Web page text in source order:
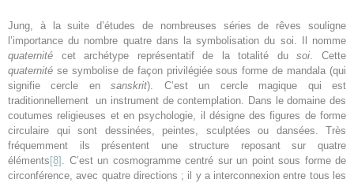
Jung, à la suite d’études de nombreuses séries de rêves souligne
l’importance du nombre quatre dans la symbolisation du soi. Il nomme
quaternité cet archétype représentatif de la totalité dusoi . Cette
quaternité se symbolise de façon privilégiée sous forme de mandala (qui
signifie cercle ensanskrit). C’est un cercle magique qui est
traditionnellement un instrument de contemplation. Dans le domaine des
coutumes religieuses et en psychologie, il désigne des figures de forme
circulaire qui sont dessinées, peintes, sculptées ou dansées. Très
fréquemment ils présentent une structure reposant sur quatre
éléments[8] . C’est un cosmogramme centré sur un point sous forme de
circonférence, avec quatre directions ; il y a interconnexion entre tous les